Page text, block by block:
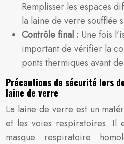
Remplisser les espaces
la laine de verre soufflée
Contrôle final : Une fois
important de vérifier la
ponts thermiques avant
Précautions de sécurité lors
laine de verre
La laine de verre est un
et les voies respiratoires. Il
masque respiratoire